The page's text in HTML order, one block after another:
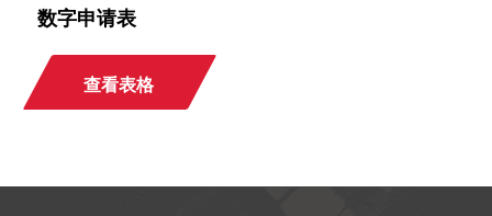
数字申请表
查看表格